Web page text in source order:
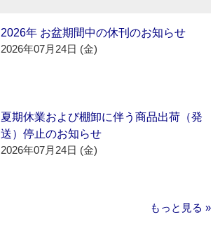
2026年 お盆期間中の休刊のお知らせ
2026年07月24日 (金)
夏期休業および棚卸に伴う商品出荷（発
送）停止のお知らせ
2026年07月24日 (金)
もっと見る »